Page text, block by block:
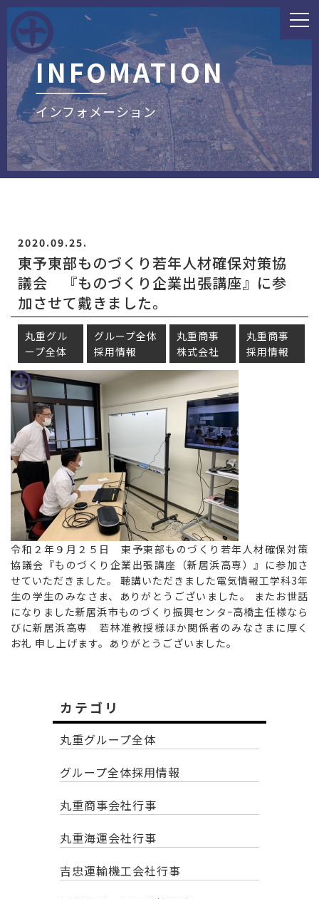
INFOMATION
インフォメーション
2020.09.25.
東予東部ものづくり若年人材確保対策協
議会 『ものづくり企業出張講座』に参
加させて戴きました。
丸重グル
ープ全体
グループ全体
採用情報
丸重商事
株式会社
丸重商事
採用情報
令和２年９月２５日 東予東部ものづくり若年人材確保対策
協議会『ものづくり企業出張講座（新居浜高専）』に参加さ
せていただきました。 聴講いただきました電気情報工学科3年
生の学生のみなさま、ありがとうございました。 またお世話
になりました新居浜市ものづくり振興センタｰ高橋主任様なら
びに新居浜高専 若林准教授様ほか関係者のみなさまに厚く
お礼 申し上げます。ありがとうございました。
カテゴリ
丸重グループ全体
グループ全体採用情報
丸重商事会社行事
丸重海運会社行事
吉忠運輸機工会社行事